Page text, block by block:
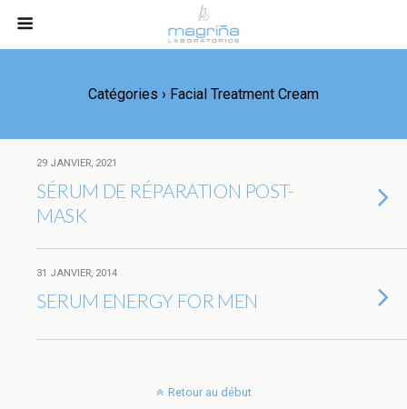
Catégories › Facial Treatment Cream
29 JANVIER, 2021
SÉRUM DE RÉPARATION POST-
MASK
31 JANVIER, 2014
SERUM ENERGY FOR MEN
Retour au début